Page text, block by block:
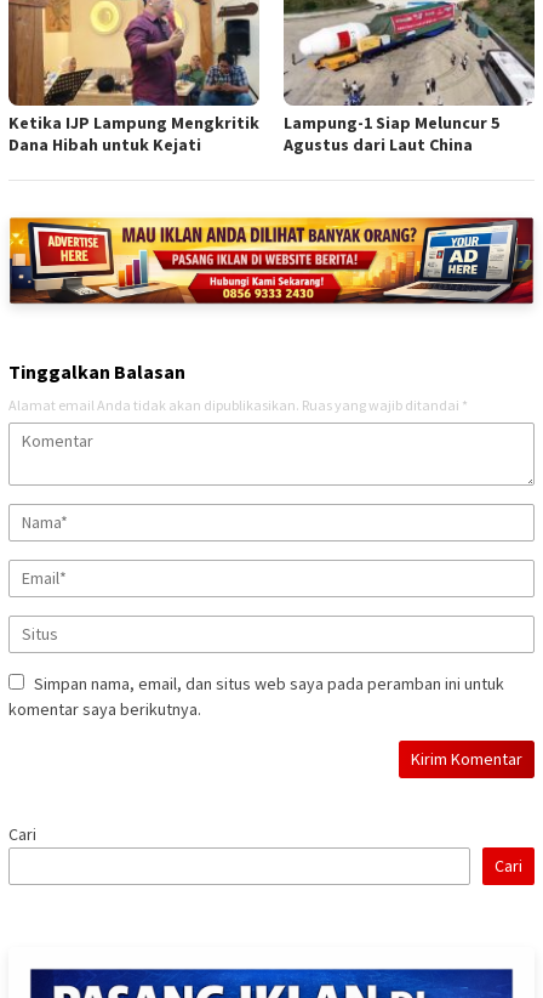
Ketika IJP Lampung Mengkritik
Dana Hibah untuk Kejati
Lampung-1 Siap Meluncur 5
Agustus dari Laut China
Tinggalkan Balasan
Alamat email Anda tidak akan dipublikasikan. Ruas yang wajib ditandai *
Simpan nama, email, dan situs web saya pada peramban ini untuk
komentar saya berikutnya.
Cari
Cari